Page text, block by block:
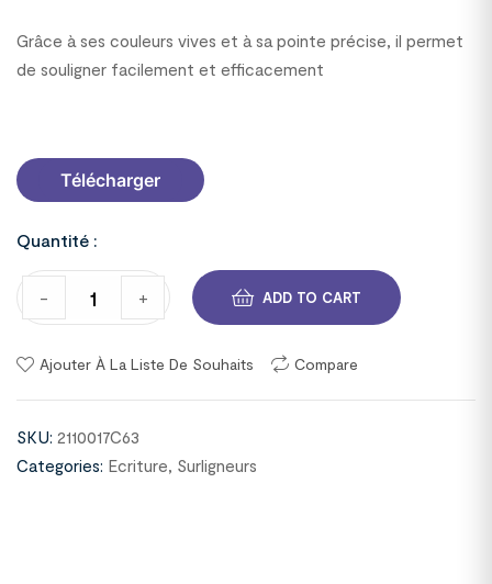
Grâce à ses couleurs vives et à sa pointe précise, il permet
de souligner facilement et efficacement
Télécharger
Quantité :
- + ADD TO CART
Ajouter À La Liste De Souhaits Compare
SKU: 2110017C63
Categories: Ecriture, Surligneurs